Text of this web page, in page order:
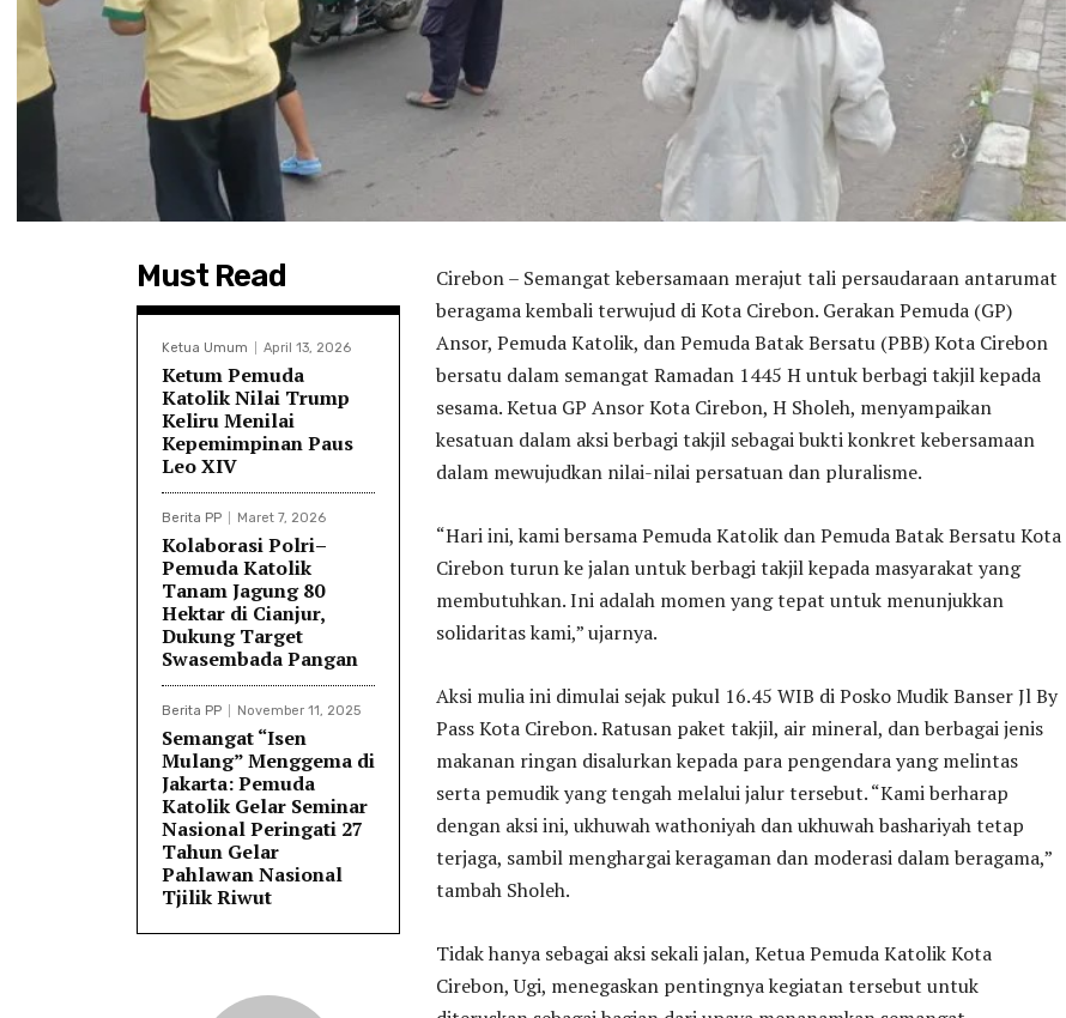
Must Read
Ketua Umum April 13, 2026
Ketum Pemuda
Katolik Nilai Trump
Keliru Menilai
Kepemimpinan Paus
Leo XIV
Berita PP Maret 7, 2026
Kolaborasi Polri–
Pemuda Katolik
Tanam Jagung 80
Hektar di Cianjur,
Dukung Target
Swasembada Pangan
Berita PP November 11, 2025
Semangat “Isen
Mulang” Menggema di
Jakarta: Pemuda
Katolik Gelar Seminar
Nasional Peringati 27
Tahun Gelar
Pahlawan Nasional
Tjilik Riwut
Cirebon – Semangat kebersamaan merajut tali persaudaraan antarumat
beragama kembali terwujud di Kota Cirebon. Gerakan Pemuda (GP)
Ansor, Pemuda Katolik, dan Pemuda Batak Bersatu (PBB) Kota Cirebon
bersatu dalam semangat Ramadan 1445 H untuk berbagi takjil kepada
sesama. Ketua GP Ansor Kota Cirebon, H Sholeh, menyampaikan
kesatuan dalam aksi berbagi takjil sebagai bukti konkret kebersamaan
dalam mewujudkan nilai-nilai persatuan dan pluralisme.
“Hari ini, kami bersama Pemuda Katolik dan Pemuda Batak Bersatu Kota
Cirebon turun ke jalan untuk berbagi takjil kepada masyarakat yang
membutuhkan. Ini adalah momen yang tepat untuk menunjukkan
solidaritas kami,” ujarnya.
Aksi mulia ini dimulai sejak pukul 16.45 WIB di Posko Mudik Banser Jl By
Pass Kota Cirebon. Ratusan paket takjil, air mineral, dan berbagai jenis
makanan ringan disalurkan kepada para pengendara yang melintas
serta pemudik yang tengah melalui jalur tersebut. “Kami berharap
dengan aksi ini, ukhuwah wathoniyah dan ukhuwah bashariyah tetap
terjaga, sambil menghargai keragaman dan moderasi dalam beragama,”
tambah Sholeh.
Tidak hanya sebagai aksi sekali jalan, Ketua Pemuda Katolik Kota
Cirebon, Ugi, menegaskan pentingnya kegiatan tersebut untuk